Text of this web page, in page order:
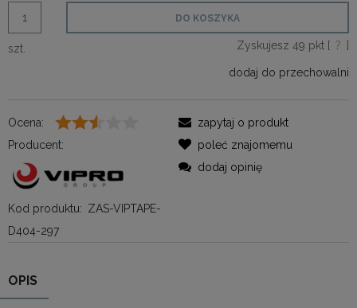
szt.
DO KOSZYKA
Zyskujesz 49 pkt [ ? ]
dodaj do przechowalni
Ocena:
Producent:
Kod produktu: ZAS-VIPTAPE-
D404-297
zapytaj o produkt
poleć znajomemu
dodaj opinię
OPIS